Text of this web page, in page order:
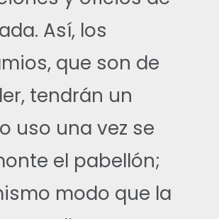
Así, los
que son de
tendrán un
uso una vez se
el pabellón;
modo que la